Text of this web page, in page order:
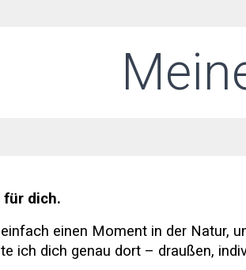
dich.
einen Moment in der Natur,
ich dich genau dort – draußen,